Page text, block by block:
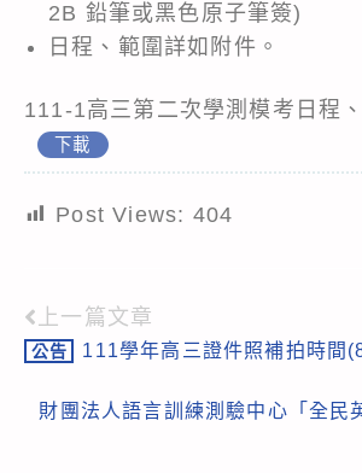
2B 鉛筆或黑色原子筆簽)
日程、範圍詳如附件。
111-1高三第二次學測模考日程
下載
Post Views: 404
Read
more
articles
上一篇文章
公告 111學年高三證件照補拍時間
財團法人語言訓練測驗中心「全民